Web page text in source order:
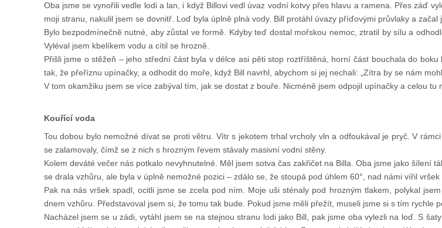
Oba jsme se vynořili vedle lodi a lan, i když Billovi vedl úvaz vodní kotvy přes hlavu a ramena. Přes záď
moji stranu, nakulil jsem se dovnitř. Loď byla úplně plná vody. Bill protáhl úvazy příďovými průvlaky a začal
Bylo bezpodmínečně nutné, aby zůstal ve formě. Kdyby teď dostal mořskou nemoc, ztratil by sílu a
Vyléval jsem kbelíkem vodu a cítil se hrozně.
Přišli jsme o stěžeň – jeho střední část byla v délce asi pěti stop roztříštěná, horní část bouchala do
tak, že přeříznu upínačky, a odhodit do moře, když Bill navrhl, abychom si jej nechali: „Zítra by se nám
V tom okamžiku jsem se více zabýval tím, jak se dostat z bouře. Nicméně jsem odpojil upínačky a celou tu
Kouřící voda
Tou dobou bylo nemožné dívat se proti větru. Vítr s jekotem trhal vrcholy vln a odfoukával je pryč. V
se zalamovaly, čímž se z nich s hrozným řevem stávaly masivní vodní stěny.
Kolem deváté večer nás potkalo nevyhnutelné. Měl jsem sotva čas zakřičet na Billa. Oba jsme jako šílení
se drala vzhůru, ale byla v úplně nemožné pozici – zdálo se, že stoupá pod úhlem 60°, nad námi vířil vršek
Pak na nás vršek spadl, ocitli jsme se zcela pod ním. Moje uši sténaly pod hrozným tlakem, polykal
dnem vzhůru. Představoval jsem si, že tomu tak bude. Pokud jsme měli přežít, museli jsme si s tím rychle
Nacházel jsem se u zádi, vytáhl jsem se na stejnou stranu lodi jako Bill, pak jsme oba vylezli na loď. S